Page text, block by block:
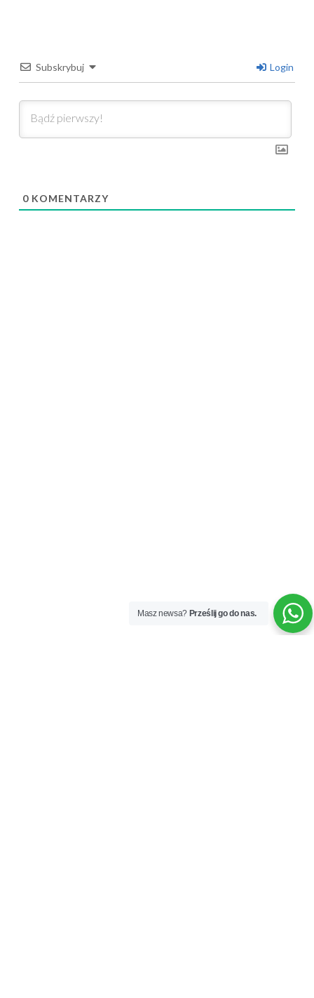
Subskrybuj Login
0 KOMENTARZY
Masz newsa? Prześlij go do nas.